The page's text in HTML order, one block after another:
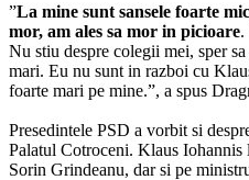
”La mine sunt sansele foarte
mor, am ales sa mor in picioare.
Nu stiu despre colegii mei, sper
mari. Eu nu sunt in razboi cu
foarte mari pe mine.”, a spus
Presedintele PSD a vorbit si
Palatul Cotroceni. Klaus
Sorin Grindeanu, dar si pe